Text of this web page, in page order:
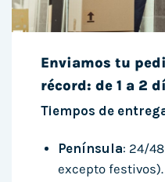
Enviamos tu
récord: de 1 a 2
Tiempos de
Península: 24/
excepto festivos).